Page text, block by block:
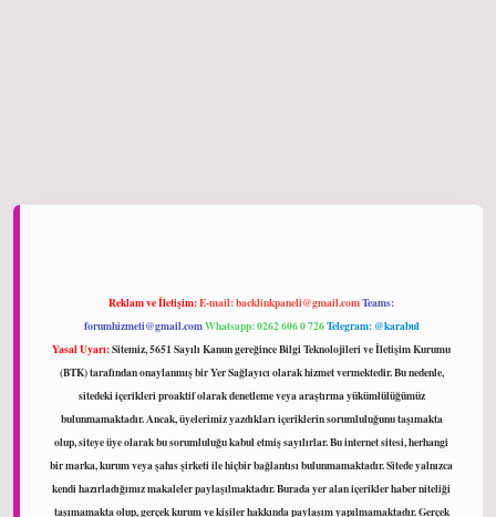
Reklam ve İletişim:E-mail:backlinkpaneli@gmail.comTeams:
forumhizmeti@gmail.comWhatsapp: 0262 606 0 726Telegram: @karabul
Yasal Uyarı:Sitemiz, 5651 Sayılı Kanun gereğince Bilgi Teknolojileri ve İletişim Kurumu
(BTK) tarafından onaylanmış bir Yer Sağlayıcı olarak hizmet vermektedir. Bu nedenle,
sitedeki içerikleri proaktif olarak denetleme veya araştırma yükümlülüğümüz
bulunmamaktadır. Ancak, üyelerimiz yazdıkları içeriklerin sorumluluğunu taşımakta
olup, siteye üye olarak bu sorumluluğu kabul etmiş sayılırlar. Bu internet sitesi, herhangi
bir marka, kurum veya şahıs şirketi ile hiçbir bağlantısı bulunmamaktadır. Sitede yalnızca
kendi hazırladığımız makaleler paylaşılmaktadır. Burada yer alan içerikler haber niteliği
taşımamakta olup, gerçek kurum ve kişiler hakkında paylaşım yapılmamaktadır. Gerçek